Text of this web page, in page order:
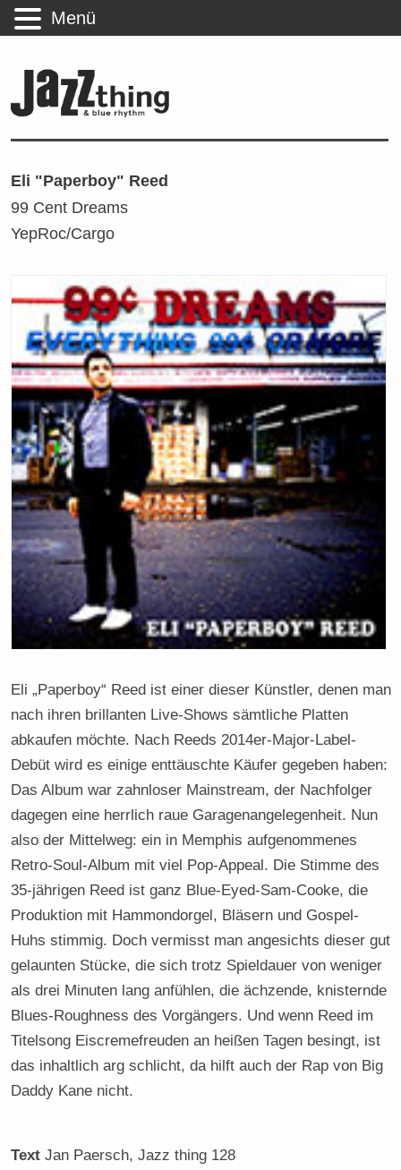
Eli "Paperboy" Reed
99 Cent Dreams
YepRoc/Cargo
Eli „Paperboy“ Reed ist einer dieser Künstler, denen man
nach ihren brillanten Live-Shows sämtliche Platten
abkaufen möchte. Nach Reeds 2014er-Major-Label-
Debüt wird es einige enttäuschte Käufer gegeben haben:
Das Album war zahnloser Mainstream, der Nachfolger
dagegen eine herrlich raue Garagenangelegenheit. Nun
also der Mittelweg: ein in Memphis aufgenommenes
Retro-Soul-Album mit viel Pop-Appeal. Die Stimme des
35-jährigen Reed ist ganz Blue-Eyed-Sam-Cooke, die
Produktion mit Hammondorgel, Bläsern und Gospel-
Huhs stimmig. Doch vermisst man angesichts dieser gut
gelaunten Stücke, die sich trotz Spieldauer von weniger
als drei Minuten lang anfühlen, die ächzende, knisternde
Blues-Roughness des Vorgängers. Und wenn Reed im
Titelsong Eiscremefreuden an heißen Tagen besingt, ist
das inhaltlich arg schlicht, da hilft auch der Rap von Big
Daddy Kane nicht.
Text Jan Paersch, Jazz thing 128
Menü